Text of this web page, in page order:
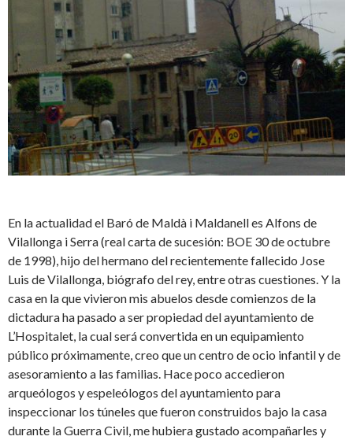
En la actualidad el Baró de Maldà i Maldanell es Alfons de
Vilallonga i Serra (real carta de sucesión: BOE 30 de octubre
de 1998), hijo del hermano del recientemente fallecido Jose
Luis de Vilallonga, biógrafo del rey, entre otras cuestiones. Y la
casa en la que vivieron mis abuelos desde comienzos de la
dictadura ha pasado a ser propiedad del ayuntamiento de
L’Hospitalet, la cual será convertida en un equipamiento
público próximamente, creo que un centro de ocio infantil y de
asesoramiento a las familias. Hace poco accedieron
arqueólogos y espeleólogos del ayuntamiento para
inspeccionar los túneles que fueron construidos bajo la casa
durante la Guerra Civil, me hubiera gustado acompañarles y